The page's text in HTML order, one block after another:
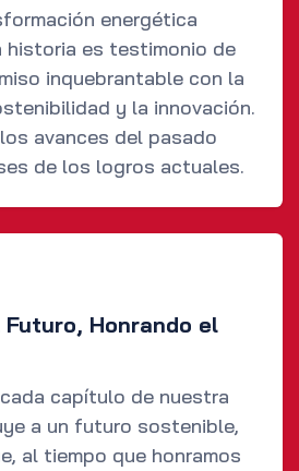
energética
historia es testimonio de
inquebrantable con la
y la innovación.
avances del pasado
de los logros actuales.
Honrando el
capítulo de nuestra
a un futuro sostenible,
al tiempo que honramos